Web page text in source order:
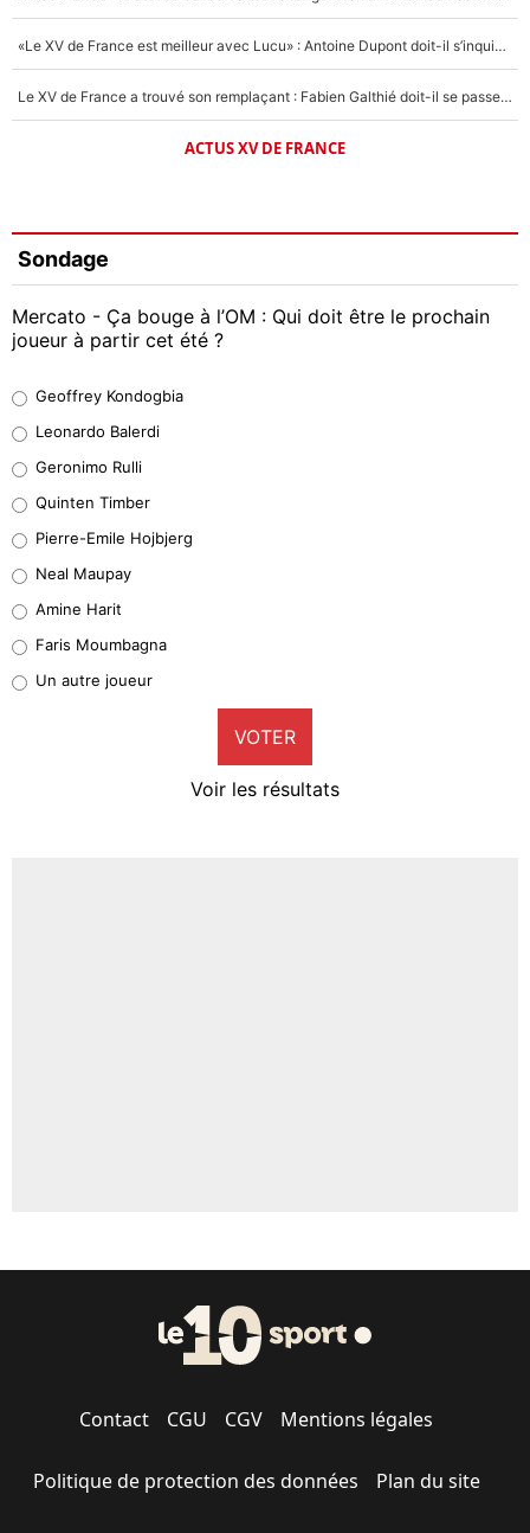
«Le XV de France est meilleur avec Lucu» : Antoine Dupont doit-il s’inquiéter pour sa place ?
Le XV de France a trouvé son remplaçant : Fabien Galthié doit-il se passer d'Antoine Dupont ?
ACTUS XV DE FRANCE
Sondage
Mercato - Ça bouge à l’OM : Qui doit être le prochain
joueur à partir cet été ?
38%
32%
5%
1%
9%
Geoffrey Kondogbia
Leonardo Balerdi
Geronimo Rulli
Quinten Timber
Pierre-Emile Hojbjerg
Neal Maupay
Amine Harit
Faris Moumbagna
Un autre joueur
VOTER
Voir les résultats
Contact CGU CGV Mentions légales
Politique de protection des données Plan du site